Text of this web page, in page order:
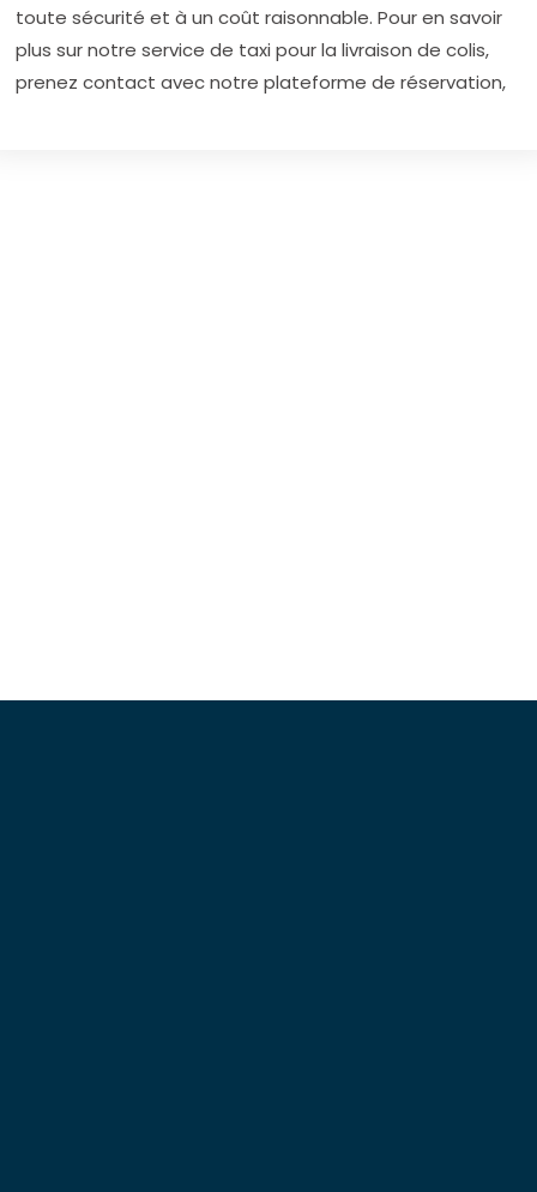
toute sécurité et à un coût raisonnable. Pour en savoir
plus sur notre service de taxi pour la livraison de colis,
prenez contact avec notre plateforme de réservation,